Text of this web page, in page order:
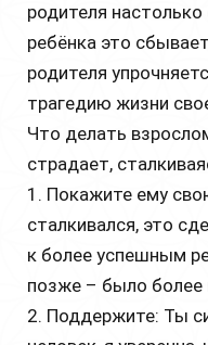
родителя
ребёнка это
родителя
трагедию жизни
Что делать
страдает,
1. Покажите ему
сталкивался, это
к более успешным
позже – было более
2. Поддержите: Ты